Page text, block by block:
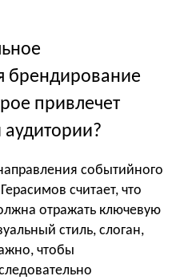
брендирование
привлечет
событийного
считает, что
отражать ключевую
стиль, слоган,
чтобы